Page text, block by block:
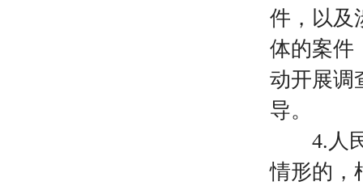
件，以及
体的案件
动开展调
导。
4.人
情形的，